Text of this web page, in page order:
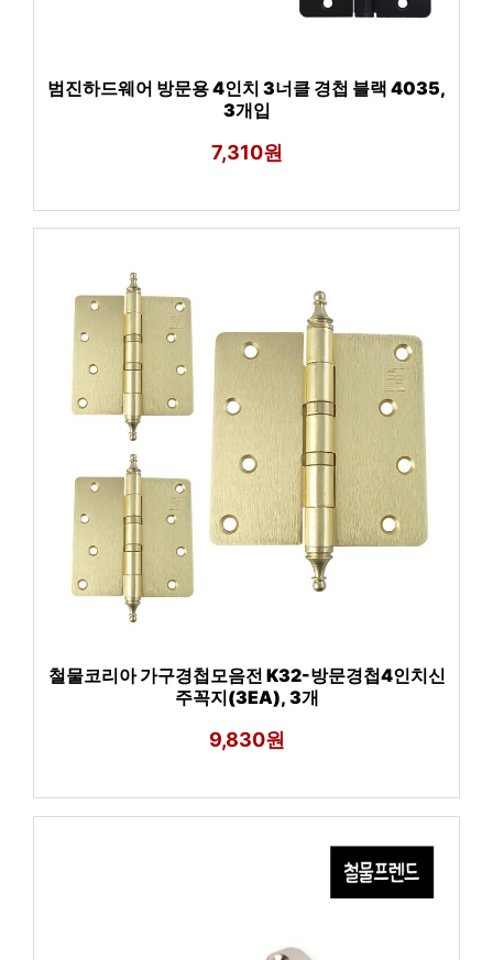
범진하드웨어 방문용 4인치 3너클 경첩 블랙 4035,
3개입
7,310원
철물코리아 가구경첩모음전 K32-방문경첩4인치신
주꼭지(3EA), 3개
9,830원